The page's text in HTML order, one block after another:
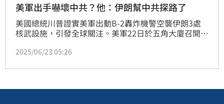
美軍出手嚇壞中共？他：伊朗幫中共探路了
美國總統川普證實美軍出動B-2轟炸機警空襲伊朗3處
核武設施，引發全球關注。美軍22日於五角大廈召開記
架B-2轟炸機主導，共動用超過125架軍機，且也首次
Penetrator），整個過程伊朗毫無所覺。這回美軍出手
路了」。
2025/06/23 05:26